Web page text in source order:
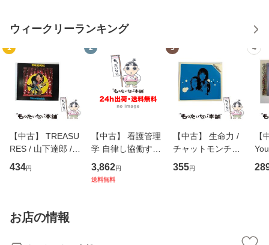
ウィークリーランキング
1
【中古】 TREASU
RES / 山下達郎 /
イーストウエス
ト・ジャパン [CD]
434円
2
【中古】 看護管理
学 自律し協働する
専門職の看護マネ
ジメントスキル 改
3,862円
送料無料
3
【中古】 生命力 /
チャットモンチー /
キューンレコード
[CD]【メール便送
355円
4
【
のが
お店の情報